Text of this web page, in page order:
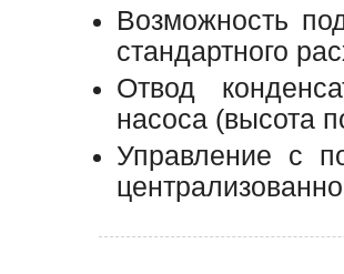
Возможность
стандартного
Отвод
насоса (высота
Управление с